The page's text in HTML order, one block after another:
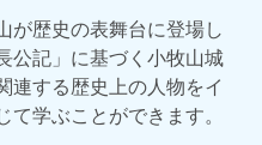
が歴史の表舞台に登場し
公記」に基づく小牧山城
連する歴史上の人物をイ
学ぶことができます。